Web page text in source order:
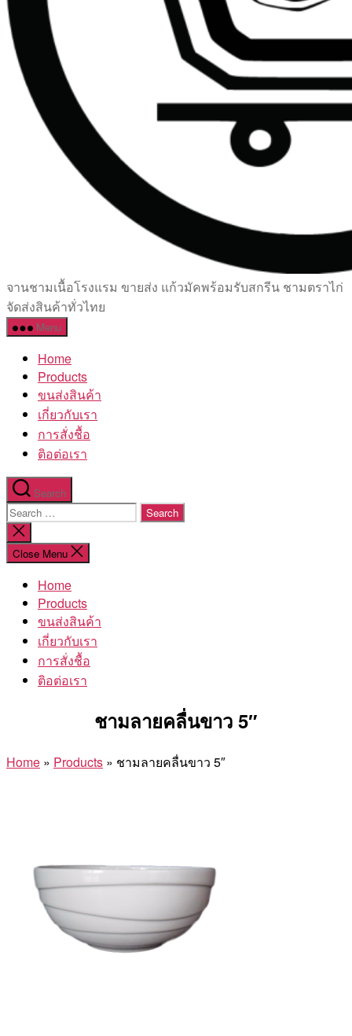
เซรามิค
ครบ
ครัน
โรงงาน
จานชามเนื้อโรงแรม ขายส่ง แก้วมัคพร้อมรับสกรีน ชามตราไก่
จัดส่งสินค้าทั่วไทย
Menu
Home
Products
ขนส่งสินค้า
เกี่ยวกับเรา
การสั่งชื้อ
ติอต่อเรา
Search
Search
for:
Close
search
Close Menu
Home
Products
ขนส่งสินค้า
เกี่ยวกับเรา
การสั่งชื้อ
ติอต่อเรา
ชามลายคลื่นขาว 5″
Home » Products » ชามลายคลื่นขาว 5″